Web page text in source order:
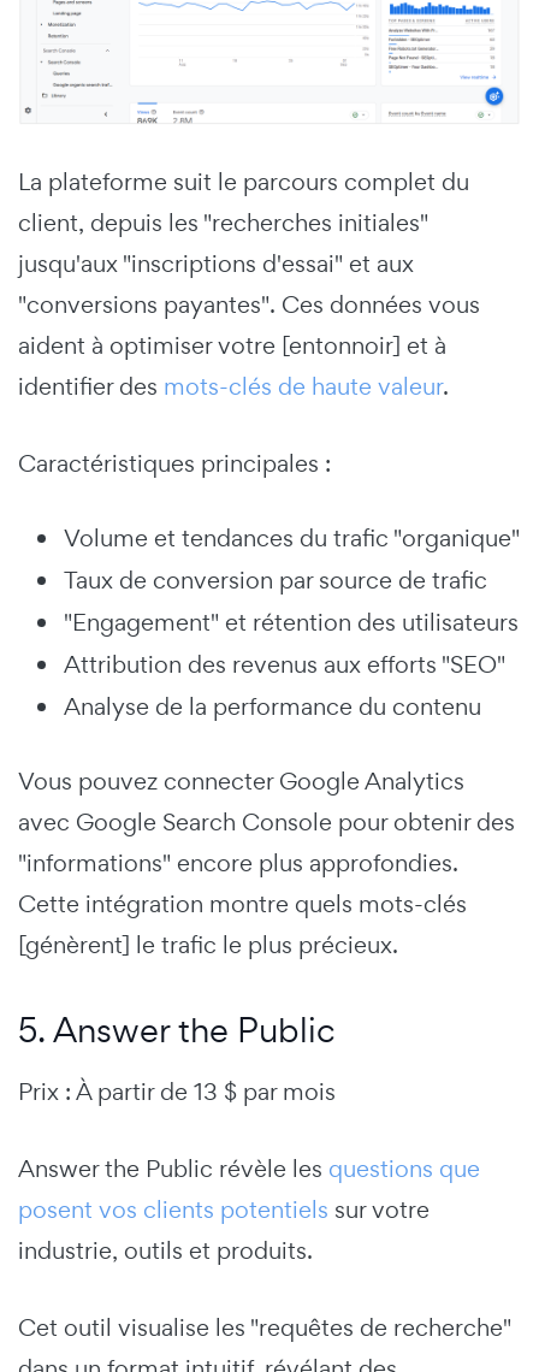
La plateforme suit le parcours complet du
client, depuis les "recherches initiales"
jusqu'aux "inscriptions d'essai" et aux
"conversions payantes". Ces données vous
aident à optimiser votre [entonnoir] et à
identifier des mots-clés de haute valeur.
Caractéristiques principales :
Volume et tendances du trafic "organique"
Taux de conversion par source de trafic
"Engagement" et rétention des utilisateurs
Attribution des revenus aux efforts "SEO"
Analyse de la performance du contenu
Vous pouvez connecter Google Analytics
avec Google Search Console pour obtenir des
"informations" encore plus approfondies.
Cette intégration montre quels mots-clés
[génèrent] le trafic le plus précieux.
5. Answer the Public
Prix : À partir de 13 $ par mois
Answer the Public révèle les questions que
posent vos clients potentiels sur votre
industrie, outils et produits.
Cet outil visualise les "requêtes de recherche"